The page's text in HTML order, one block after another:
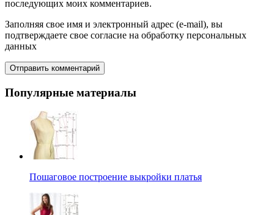
последующих моих комментариев.
Заполняя свое имя и электронный адрес (e-mail), вы
подтверждаете свое согласие на обработку персональных
данных
Популярные материалы
Пошаговое построение выкройки платья